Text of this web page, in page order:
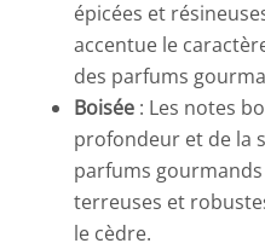
épicées et
accentue le
des parfums
Boisée: Les notes
profondeur et de la
parfums
terreuses et
le cèdre.